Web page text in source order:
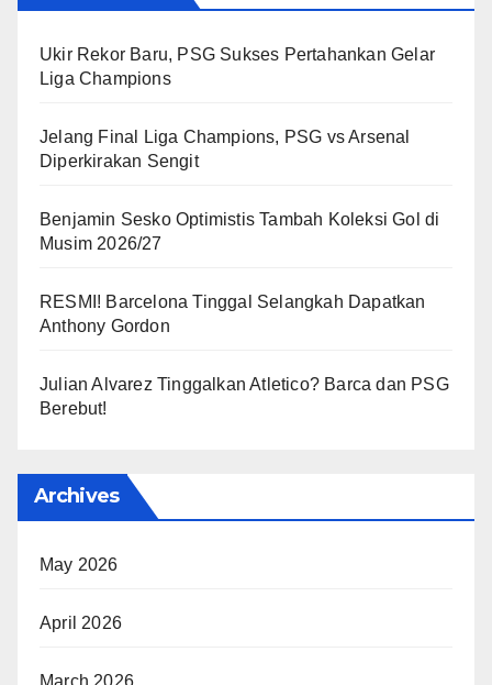
Ukir Rekor Baru, PSG Sukses Pertahankan Gelar
Liga Champions
Jelang Final Liga Champions, PSG vs Arsenal
Diperkirakan Sengit
Benjamin Sesko Optimistis Tambah Koleksi Gol di
Musim 2026/27
RESMI! Barcelona Tinggal Selangkah Dapatkan
Anthony Gordon
Julian Alvarez Tinggalkan Atletico? Barca dan PSG
Berebut!
Archives
May 2026
April 2026